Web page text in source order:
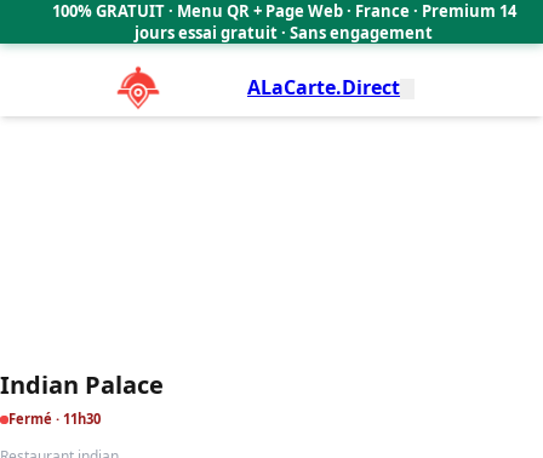
100% GRATUIT · Menu QR + Page Web · France · Premium 14
jours essai gratuit · Sans engagement
ALaCarte.Direct
Indian Palace
Fermé · 11h30
Indian Palace 4.4